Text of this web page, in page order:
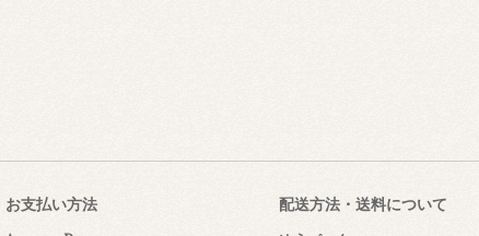
お支払い方法 配送方法・送料について